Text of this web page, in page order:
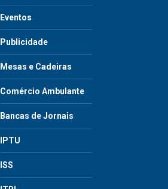
Eventos
Publicidade
Mesas e Cadeiras
Comércio Ambulante
Bancas de Jornais
IPTU
ISS